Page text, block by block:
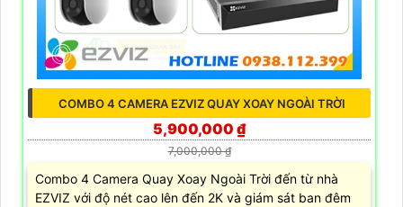
COMBO 4 CAMERA EZVIZ QUAY XOAY NGOÀI TRỜI
5,900,000 ₫
7,000,000 ₫
Combo 4 Camera Quay Xoay Ngoài Trời đến từ nhà
EZVIZ với độ nét cao lên đến 2K và giám sát ban đêm